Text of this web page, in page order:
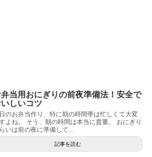
当用おにぎりの前夜準備法！安全で
しいコツ
のお弁当作り、特に朝の時間帯は忙しくて大変
よね。 そう、朝の時間は本当に貴重。 おにぎり
いは前の夜に準備して...
記事を読む